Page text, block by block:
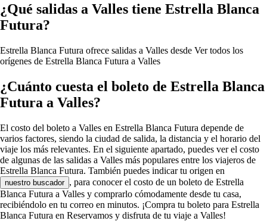
¿Qué salidas a Valles tiene Estrella Blanca
Futura?
Estrella Blanca Futura ofrece salidas a Valles desde Ver todos los
orígenes de Estrella Blanca Futura a Valles
¿Cuánto cuesta el boleto de Estrella Blanca
Futura a Valles?
El costo del boleto a Valles en Estrella Blanca Futura depende de
varios factores, siendo la ciudad de salida, la distancia y el horario del
viaje los más relevantes. En el siguiente apartado, puedes ver el costo
de algunas de las salidas a Valles más populares entre los viajeros de
Estrella Blanca Futura. También puedes indicar tu origen en
nuestro buscador , para conocer el costo de un boleto de Estrella
Blanca Futura a Valles y comprarlo cómodamente desde tu casa,
recibiéndolo en tu correo en minutos. ¡Compra tu boleto para Estrella
Blanca Futura en Reservamos y disfruta de tu viaje a Valles!